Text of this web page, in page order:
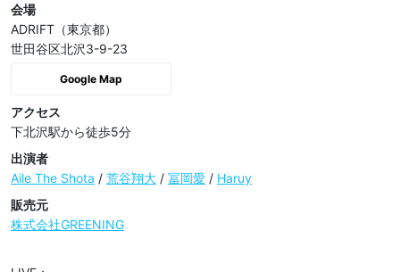
会場
ADRIFT（東京都）
世田谷区北沢3-9-23
Google Map
アクセス
下北沢駅から徒歩5分
出演者
Aile The Shota / 荒谷翔大 / 冨岡愛 / Haruy
販売元
株式会社GREENING